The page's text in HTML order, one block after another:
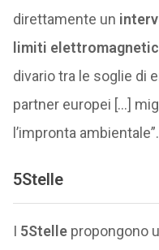
direttamente un
limiti
divario tra le soglie di
partner europei […]
l’impronta ambientale”.
5Stelle
I 5Stellepropongono